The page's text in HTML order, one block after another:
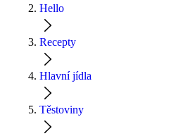
Hello
Recepty
Hlavní jídla
Těstoviny